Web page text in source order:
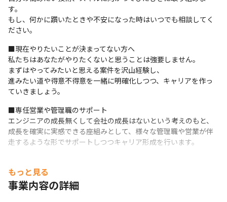
す。
もし、何かに躓いたときや不安になった時はいつでも相談してく
ださい。
■現在やりたいことが決まってない方へ
私たちはあなたがやりたくないと思うことは強要しません。
まずはやってみたいと思える案件を沢山経験し、
進みたい道や得意不得意を一緒に明確化しつつ、キャリアを作っ
ていきましょう。
■専任営業や管理職のサポート
エンジニアの成長無くして会社の成長はないという考えのもと、
成長を確実に実感できる座組みとして、様々な管理職や営業が伴
走するような形でサポートしつつキャリア形成を行います。
もっと見る
事業内容の詳細